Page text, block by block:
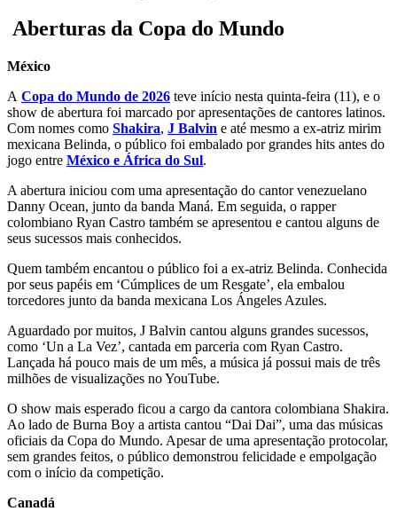
Aberturas da Copa do Mundo
México
A Copa do Mundo de 2026 teve início nesta quinta-feira (11), e o
show de abertura foi marcado por apresentações de cantores latinos.
Com nomes como Shakira, J Balvin e até mesmo a ex-atriz mirim
mexicana Belinda, o público foi embalado por grandes hits antes do
jogo entre México e África do Sul.
A abertura iniciou com uma apresentação do cantor venezuelano
Danny Ocean, junto da banda Maná. Em seguida, o rapper
colombiano Ryan Castro também se apresentou e cantou alguns de
seus sucessos mais conhecidos.
Quem também encantou o público foi a ex-atriz Belinda. Conhecida
por seus papéis em ‘Cúmplices de um Resgate’, ela embalou
torcedores junto da banda mexicana Los Ángeles Azules.
Aguardado por muitos, J Balvin cantou alguns grandes sucessos,
como ‘Un a La Vez’, cantada em parceria com Ryan Castro.
Lançada há pouco mais de um mês, a música já possui mais de três
milhões de visualizações no YouTube.
O show mais esperado ficou a cargo da cantora colombiana Shakira.
Ao lado de Burna Boy a artista cantou “Dai Dai”, uma das músicas
oficiais da Copa do Mundo. Apesar de uma apresentação protocolar,
sem grandes feitos, o público demonstrou felicidade e empolgação
com o início da competição.
Canadá